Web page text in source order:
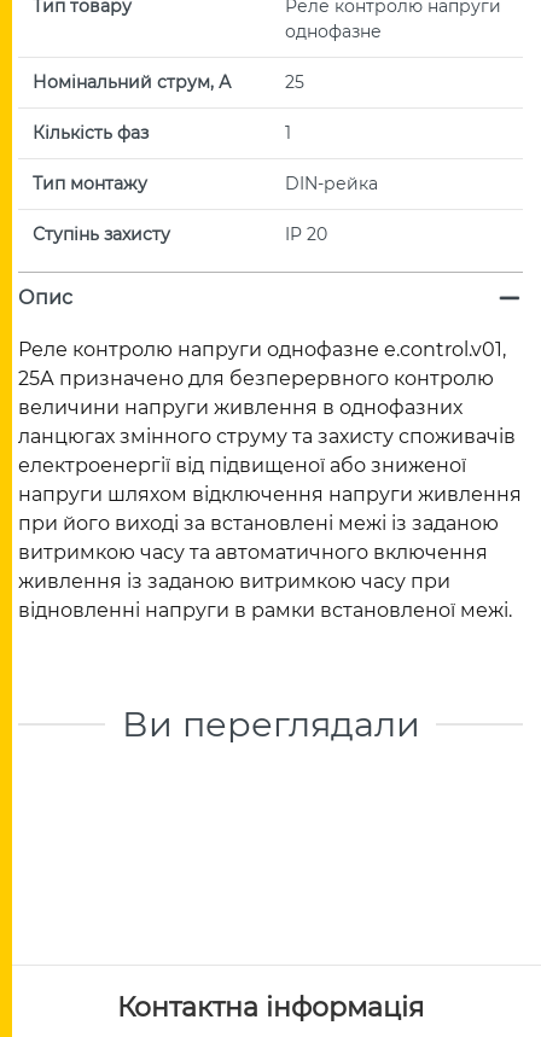
Тип товару
Реле контролю напруги
однофазне
Номінальний струм, А 25
Кількість фаз 1
Тип монтажу DIN-рейка
Ступінь захисту IP 20
Опис
Реле контролю напруги однофазне e.control.v01,
25А призначено для безперервного контролю
величини напруги живлення в однофазних
ланцюгах змінного струму та захисту споживачів
електроенергії від підвищеної або зниженої
напруги шляхом відключення напруги живлення
при його виході за встановлені межі із заданою
витримкою часу та автоматичного включення
живлення із заданою витримкою часу при
відновленні напруги в рамки встановленої межі.
Ви переглядали
Контактна інформація